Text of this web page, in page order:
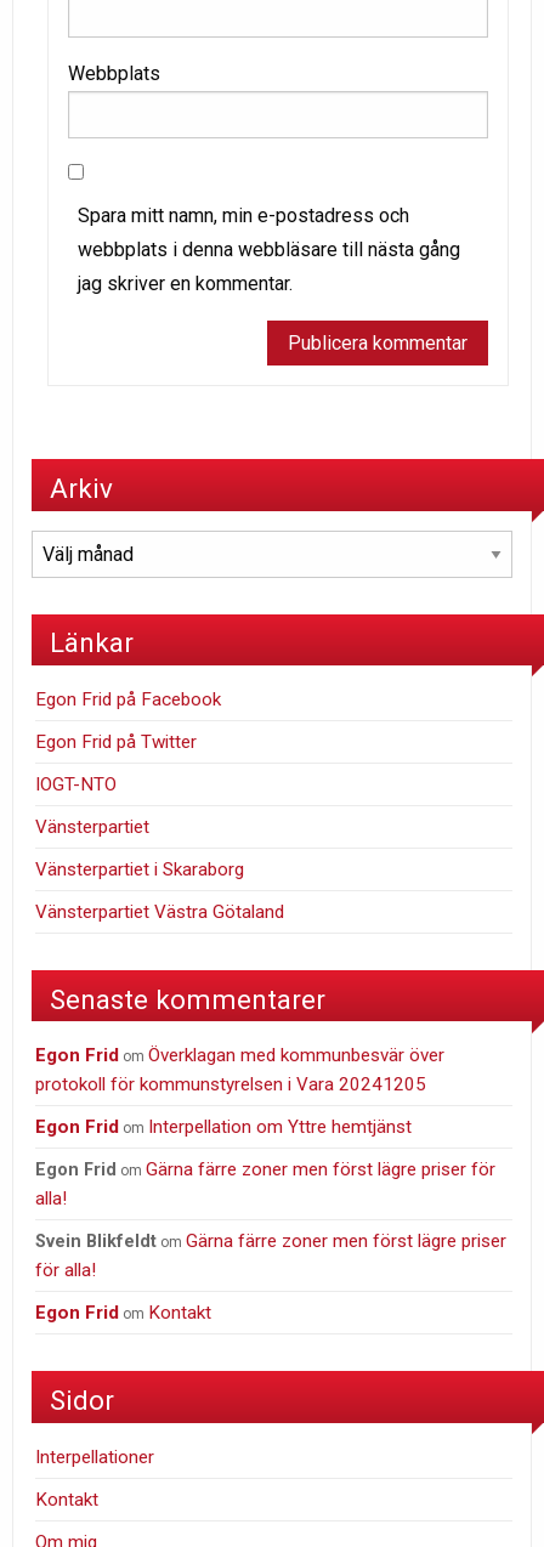
Webbplats
Spara mitt namn, min e-postadress och
webbplats i denna webbläsare till nästa gång
jag skriver en kommentar.
Arkiv
Arkiv
Länkar
Egon Frid på Facebook
Egon Frid på Twitter
IOGT-NTO
Vänsterpartiet
Vänsterpartiet i Skaraborg
Vänsterpartiet Västra Götaland
Senaste kommentarer
Egon Frid omÖverklagan med kommunbesvär över
protokoll för kommunstyrelsen i Vara 20241205
Egon Frid om Interpellation om Yttre hemtjänst
Egon Frid omGärna färre zoner men först lägre priser för
alla!
Svein Blikfeldt omGärna färre zoner men först lägre priser
för alla!
Egon Frid om Kontakt
Sidor
Interpellationer
Kontakt
Om mig